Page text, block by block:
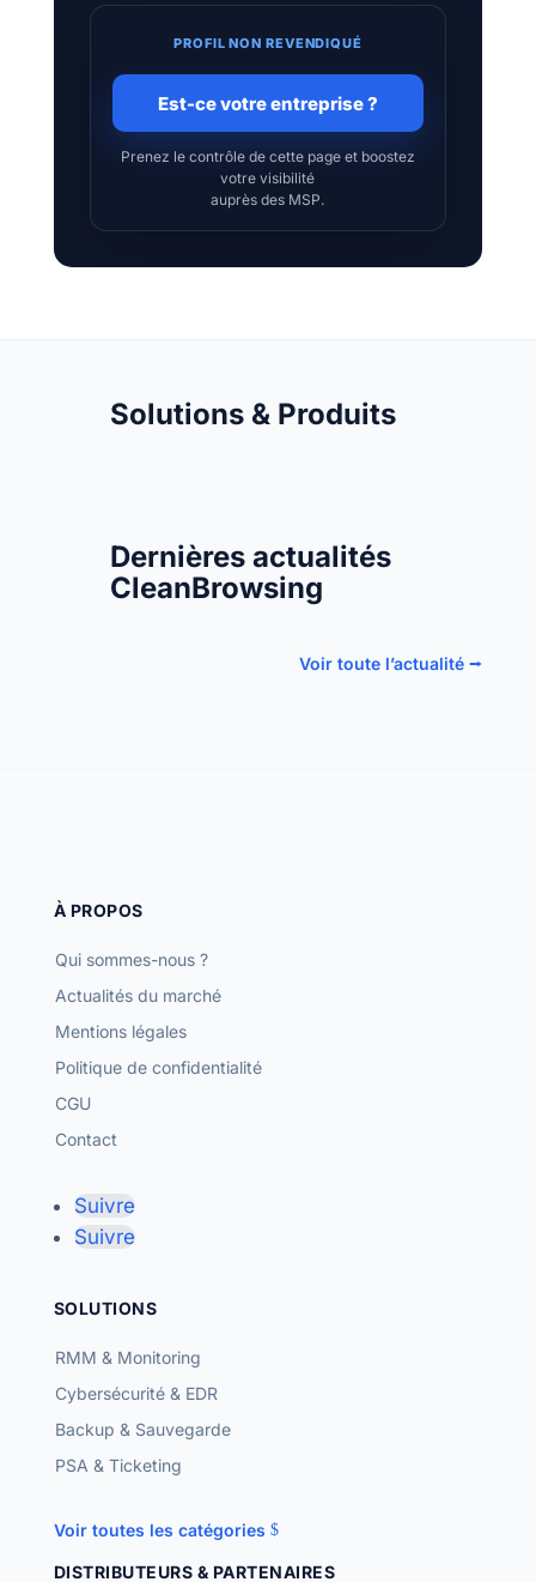
PROFIL NON REVENDIQUÉ
Est-ce votre entreprise ?
Prenez le contrôle de cette page et boostez
votre visibilité
auprès des MSP.
Solutions & Produits
Dernières actualités
CleanBrowsing
Voir toute l’actualité ⭢
À PROPOS
Qui sommes-nous ?
Actualités du marché
Mentions légales
Politique de confidentialité
CGU
Contact
Suivre
Suivre
SOLUTIONS
RMM & Monitoring
Cybersécurité & EDR
Backup & Sauvegarde
PSA & Ticketing
Voir toutes les catégories
DISTRIBUTEURS & PARTENAIRES